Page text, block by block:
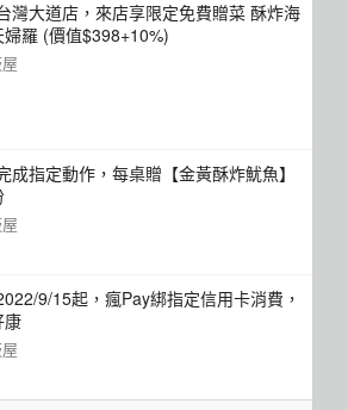
灣大道店，來店享限定免費贈菜 酥炸海
婦羅 (價值$398+10%)
成指定動作，每桌贈【金黃酥炸魷魚】
9/15起，瘋Pay綁指定信用卡消費，
康